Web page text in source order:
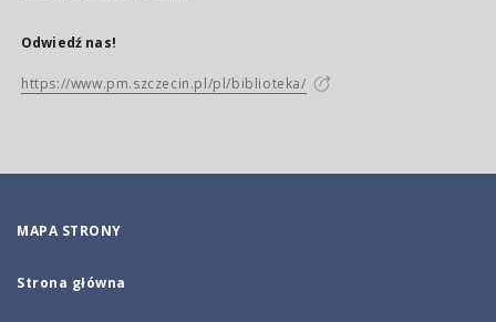
Odwiedź nas!
https://www.pm.szczecin.pl/pl/biblioteka/
MAPA STRONY
Strona główna